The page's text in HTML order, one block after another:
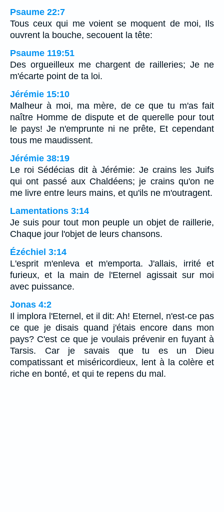
Psaume 22:7
Tous ceux qui me voient se moquent de moi, Ils
ouvrent la bouche, secouent la tête:
Psaume 119:51
Des orgueilleux me chargent de railleries; Je ne
m'écarte point de ta loi.
Jérémie 15:10
Malheur à moi, ma mère, de ce que tu m'as fait
naître Homme de dispute et de querelle pour tout
le pays! Je n'emprunte ni ne prête, Et cependant
tous me maudissent.
Jérémie 38:19
Le roi Sédécias dit à Jérémie: Je crains les Juifs
qui ont passé aux Chaldéens; je crains qu'on ne
me livre entre leurs mains, et qu'ils ne m'outragent.
Lamentations 3:14
Je suis pour tout mon peuple un objet de raillerie,
Chaque jour l'objet de leurs chansons.
Ézéchiel 3:14
L'esprit m'enleva et m'emporta. J'allais, irrité et
furieux, et la main de l'Eternel agissait sur moi
avec puissance.
Jonas 4:2
Il implora l'Eternel, et il dit: Ah! Eternel, n'est-ce pas
ce que je disais quand j'étais encore dans mon
pays? C'est ce que je voulais prévenir en fuyant à
Tarsis. Car je savais que tu es un Dieu
compatissant et miséricordieux, lent à la colère et
riche en bonté, et qui te repens du mal.